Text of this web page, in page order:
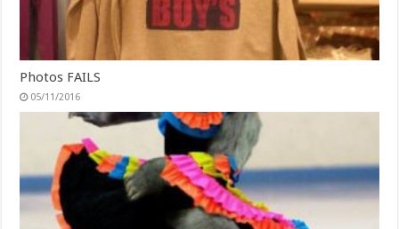
Photos FAILS
05/11/2016